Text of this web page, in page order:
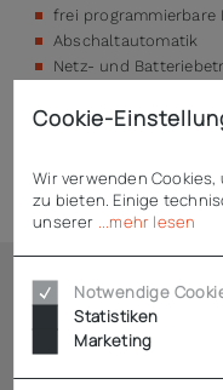
frei
Abschaltautomatik
Netz- und
Technische Daten
Ähnliche
Cookie-
Wir verwenden
zu bieten. Einige
unserer
...mehr lesen
Notwendige
Statistiken
Marketing